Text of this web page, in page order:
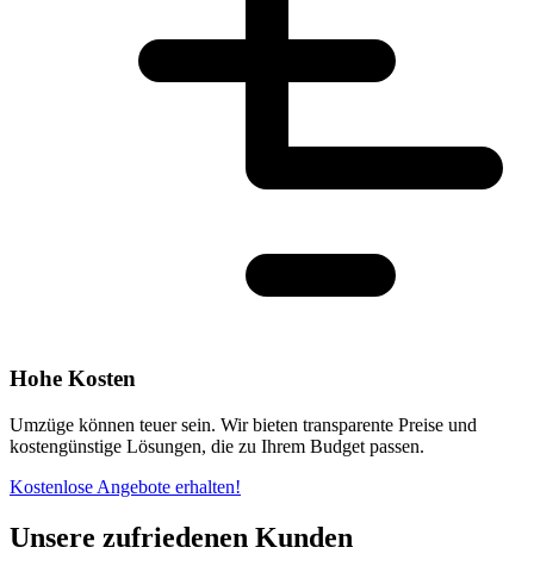
Hohe Kosten
Umzüge können teuer sein. Wir bieten transparente Preise und
kostengünstige Lösungen, die zu Ihrem Budget passen.
Kostenlose Angebote erhalten!
Unsere zufriedenen Kunden